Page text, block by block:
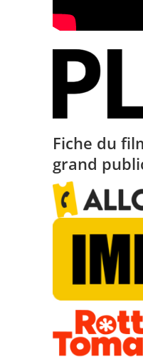
Fiche du
grand